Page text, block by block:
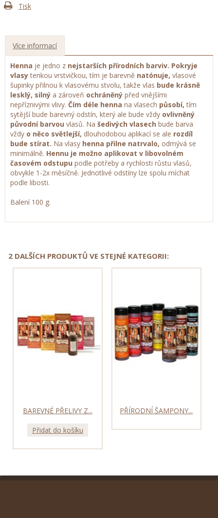
Tisk
Více informací
Henna je jedno z nejstarších přírodních barviv. Pokryje
vlasytenkou vrstvičkou, tím je barevně natónuje, vlasové
šupinky přilnou k vlasovému stvolu, takže vlas bude krásně
lesklý, silný a zároveň ochráněný před vnějšími
nepříznivými vlivy. Čím déle henna na vlasech působí, tím
sytější bude barevný odstín, který ale bude vždy ovlivněný
původní barvou vlasů. Na šedivých vlasech bude barva
vždy o něco světlejší, dlouhodobou aplikací se ale rozdíl
bude stírat. Na vlasy henna přilne natrvalo, odmývá se
minimálně. Hennu je možno aplikovat v libovolném
časovém odstupu podle potřeby a rychlosti růstu vlasů,
obvykle 1-2x měsíčně. Jednotlivé odstíny lze spolu míchat
podle libosti.
Balení 100 g.
2 DALŠÍCH PRODUKTŮ VE STEJNÉ KATEGORII:
BAREVNÉ PŘELIVY Z...
Přidat do košíku
PŘÍRODNÍ ŠAMPONY...